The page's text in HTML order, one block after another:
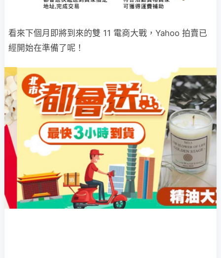
看來下個月即將到來的雙 11 電商大戰，Yahoo 拍賣已
經開始在準備了呢！